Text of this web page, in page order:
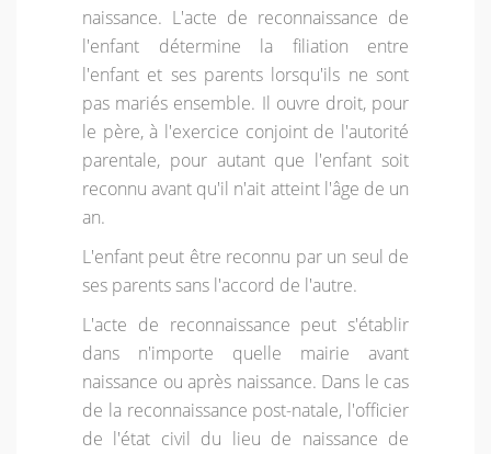
naissance. L'acte de reconnaissance de
l'enfant détermine la filiation entre
l'enfant et ses parents lorsqu'ils ne sont
pas mariés ensemble. Il ouvre droit, pour
le père, à l'exercice conjoint de l'autorité
parentale, pour autant que l'enfant soit
reconnu avant qu'il n'ait atteint l'âge de un
an.
L'enfant peut être reconnu par un seul de
ses parents sans l'accord de l'autre.
L'acte de reconnaissance peut s'établir
dans n'importe quelle mairie avant
naissance ou après naissance. Dans le cas
de la reconnaissance post-natale, l'officier
de l'état civil du lieu de naissance de